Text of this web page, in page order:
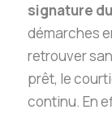
signature
démarches
retrouver
prêt, le
continu. En